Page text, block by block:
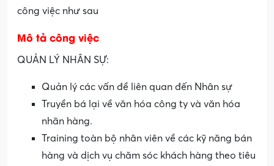
công việc như sau
Mô tả công việc
QUẢN LÝ NHÂN SỰ:
Quản lý các vấn đề liên quan đến Nhân sự
Truyền bá lại về văn hóa công ty và văn hóa
nhãn hàng.
Training toàn bộ nhân viên về các kỹ năng bán
hàng và dịch vụ chăm sóc khách hàng theo tiêu